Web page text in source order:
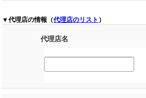
▼代理店の情報（代理店のリスト ）
代理店名